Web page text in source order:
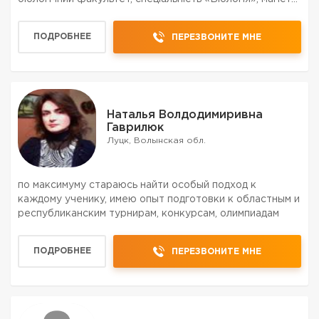
ПОДРОБНЕЕ ПЕРЕЗВОНИТЕ МНЕ
Наталья Волдодимиривна
Гаврилюк
Луцк, Волынская обл.
по максимуму стараюсь найти особый подход к
каждому ученику, имею опыт подготовки к областным и
республиканским турнирам, конкурсам, олимпиадам
ПОДРОБНЕЕ ПЕРЕЗВОНИТЕ МНЕ